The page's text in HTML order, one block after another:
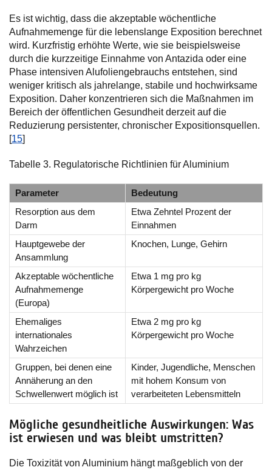
Es ist wichtig, dass die akzeptable wöchentliche
Aufnahmemenge für die lebenslange Exposition berechnet
wird. Kurzfristig erhöhte Werte, wie sie beispielsweise
durch die kurzzeitige Einnahme von Antazida oder eine
Phase intensiven Alufoliengebrauchs entstehen, sind
weniger kritisch als jahrelange, stabile und hochwirksame
Exposition. Daher konzentrieren sich die Maßnahmen im
Bereich der öffentlichen Gesundheit derzeit auf die
Reduzierung persistenter, chronischer Expositionsquellen.
[15]
Tabelle 3. Regulatorische Richtlinien für Aluminium
Parameter
Bedeutung
Resorption aus dem
Darm
Etwa Zehntel Prozent der
Einnahmen
Hauptgewebe der
Ansammlung
Knochen, Lunge, Gehirn
Akzeptable wöchentliche
Aufnahmemenge
(Europa)
Etwa 1 mg pro kg
Körpergewicht pro Woche
Ehemaliges
internationales
Wahrzeichen
Etwa 2 mg pro kg
Körpergewicht pro Woche
Gruppen, bei denen eine
Annäherung an den
Schwellenwert möglich ist
Kinder, Jugendliche, Menschen
mit hohem Konsum von
verarbeiteten Lebensmitteln
Mögliche gesundheitliche Auswirkungen: Was
ist erwiesen und was bleibt umstritten?
Die Toxizität von Aluminium hängt maßgeblich von der